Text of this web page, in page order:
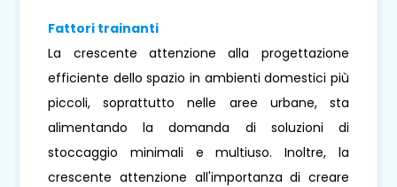
Fattori trainanti
La crescente attenzione alla progettazione
efficiente dello spazio in ambienti domestici più
piccoli, soprattutto nelle aree urbane, sta
alimentando la domanda di soluzioni di
stoccaggio minimali e multiuso. Inoltre, la
crescente attenzione all'importanza di creare